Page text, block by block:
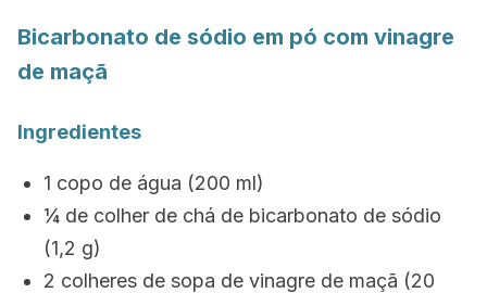
Bicarbonato de sódio em pó com vinagre
de maçã
Ingredientes
1 copo de água (200 ml)
¼ de colher de chá de bicarbonato de sódio
(1,2 g)
2 colheres de sopa de vinagre de maçã (20